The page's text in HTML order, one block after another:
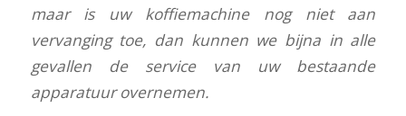
maar is uw koffiemachine nog niet aan
vervanging toe, dan kunnen we bijna in alle
gevallen de service van uw bestaande
apparatuur overnemen.